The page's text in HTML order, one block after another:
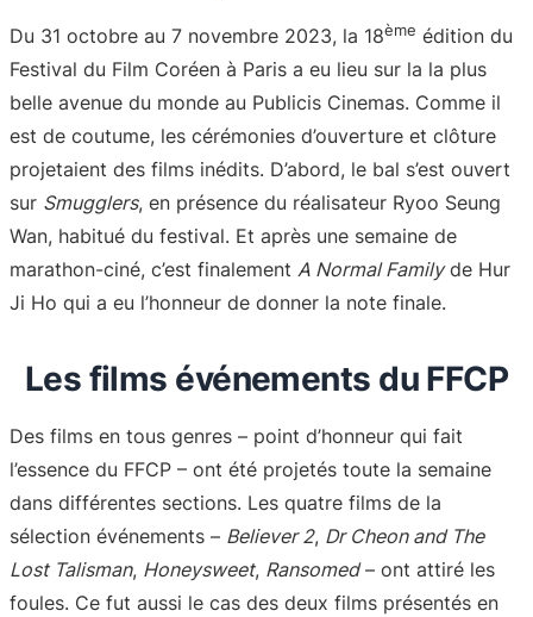
Du 31 octobre au 7 novembre 2023, la 18ème édition du
Festival du Film Coréen à Paris a eu lieu sur la la plus
belle avenue du monde au Publicis Cinemas. Comme il
est de coutume, les cérémonies d’ouverture et clôture
projetaient des films inédits. D’abord, le bal s’est ouvert
sur Smugglers, en présence du réalisateur Ryoo Seung
Wan, habitué du festival. Et après une semaine de
marathon-ciné, c’est finalement A Normal Familyde Hur
Ji Ho qui a eu l’honneur de donner la note finale.
Les films événements du FFCP
Des films en tous genres – point d’honneur qui fait
l’essence du FFCP – ont été projetés toute la semaine
dans différentes sections. Les quatre films de la
sélection événements – Believer 2, Dr Cheon and The
Lost Talisman, Honeysweet, Ransomed– ont attiré les
foules. Ce fut aussi le cas des deux films présentés en